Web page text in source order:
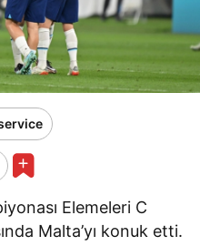
Elemeleri C
Malta’yı konuk etti.